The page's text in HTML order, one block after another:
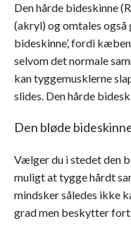
Den hårde bideskinne
(akryl) og omtales også
bideskinne’, fordi
selvom det normale
kan tyggemusklerne
slides. Den hårde
Den bløde
Vælger du i stedet den
muligt at tygge hårdt
mindsker således ikke
grad men beskytter